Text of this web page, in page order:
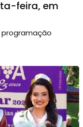
feira, em
programação